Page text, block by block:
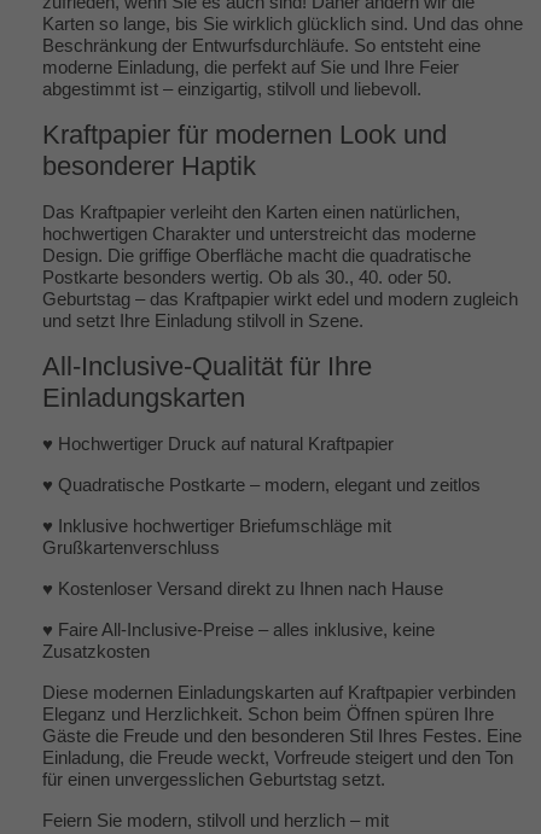
Karten so lange, bis Sie wirklich glücklich sind. Und das ohne
Beschränkung der Entwurfsdurchläufe. So entsteht eine
moderne Einladung, die perfekt auf Sie und Ihre Feier
abgestimmt ist – einzigartig, stilvoll und liebevoll.
Kraftpapier für modernen Look und
besonderer Haptik
Das Kraftpapier verleiht den Karten einen natürlichen,
hochwertigen Charakter und unterstreicht das moderne
Design. Die griffige Oberfläche macht die quadratische
Postkarte besonders wertig. Ob als 30., 40. oder 50.
Geburtstag – das Kraftpapier wirkt edel und modern zugleich
und setzt Ihre Einladung stilvoll in Szene.
All-Inclusive-Qualität für Ihre
Einladungskarten
♥ Hochwertiger Druck auf natural Kraftpapier
♥ Quadratische Postkarte – modern, elegant und zeitlos
♥ Inklusive hochwertiger Briefumschläge mit
Grußkartenverschluss
♥ Kostenloser Versand direkt zu Ihnen nach Hause
♥ Faire All-Inclusive-Preise – alles inklusive, keine
Zusatzkosten
Diese modernen Einladungskarten auf Kraftpapier verbinden
Eleganz und Herzlichkeit. Schon beim Öffnen spüren Ihre
Gäste die Freude und den besonderen Stil Ihres Festes. Eine
Einladung, die Freude weckt, Vorfreude steigert und den Ton
für einen unvergesslichen Geburtstag setzt.
Feiern Sie modern, stilvoll und herzlich – mit